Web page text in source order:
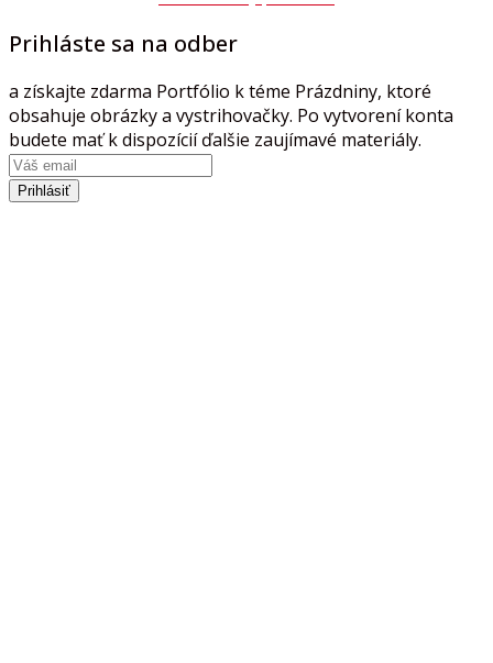
Prihláste sa na odber
a získajte zdarma Portfólio k téme Prázdniny, ktoré
obsahuje obrázky a vystrihovačky. Po vytvorení konta
budete mať k dispozícií ďalšie zaujímavé materiály.